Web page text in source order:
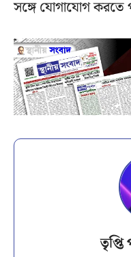
সঙ্গে যোগাযোগ করতে
তৃপ্তি